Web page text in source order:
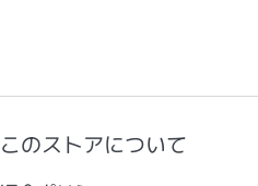
このストアについて